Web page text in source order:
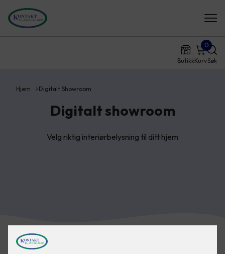
ButikkKurv
0
Søk
Hjem Digitalt Showroom
Digitalt showroom
Velg riktig interiørbelysning til ditt hjem